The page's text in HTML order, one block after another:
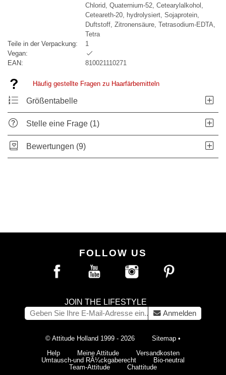
Chlorid, Quaternium-52, Cetearylalkohol,
Ceteareth-20, hydrolysiert, Sojaprotein,
Duftstoff, Zitronensäure, Tetrasodium-EDTA,
Tetra
Teile in der Verpackung:
1
Vegan:
EAN:
810021110271
Häufig gestellte Fragen zu Haarfärbemitteln
Größentabelle
Stelle eine Frage (1)
Bewertungen (9)
FOLLOW US
JOIN THE LIFESTYLE
Anmelden
© Attitude Holland 1999 - 2026 Sitemap •
Help
Meine Attitude
Versandkosten
Umtausch-und RÃ¼ckgaberecht
Bio-neutral
Team-Attitude
Chattitude